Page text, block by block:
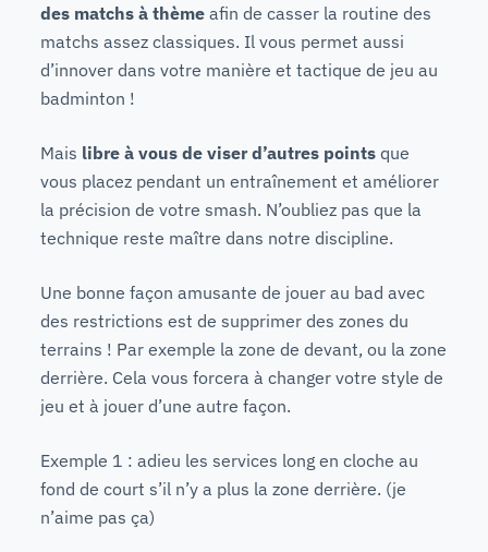
des matchs à thèmeafin de casser la routine des
matchs assez classiques. Il vous permet aussi
d’innover dans votre manière et tactique de jeu au
badminton !
Mais libre à vous de viser d’autres pointsque
vous placez pendant un entraînement et améliorer
la précision de votre smash. N’oubliez pas que la
technique reste maître dans notre discipline.
Une bonne façon amusante de jouer au bad avec
des restrictions est de supprimer des zones du
terrains ! Par exemple la zone de devant, ou la zone
derrière. Cela vous forcera à changer votre style de
jeu et à jouer d’une autre façon.
Exemple 1 : adieu les services long en cloche au
fond de court s’il n’y a plus la zone derrière. (je
n’aime pas ça)